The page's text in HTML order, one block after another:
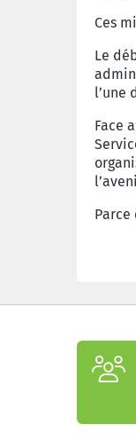
Ces
Le
l’une
Face